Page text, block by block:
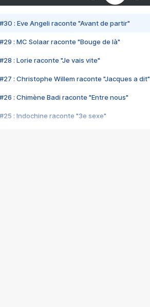
#30 : Eve Angeli raconte "Avant de partir"
#29 : MC Solaar raconte "Bouge de là"
#28 : Lorie raconte "Je vais vite"
#27 : Christophe Willem raconte "Jacques a dit"
#26 : Chimène Badi raconte "Entre nous"
#25 : Indochine raconte "3e sexe"